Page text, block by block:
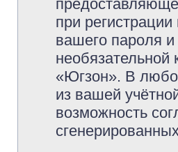
при
вашего пароля
«Югзон». В
из вашей
возможность